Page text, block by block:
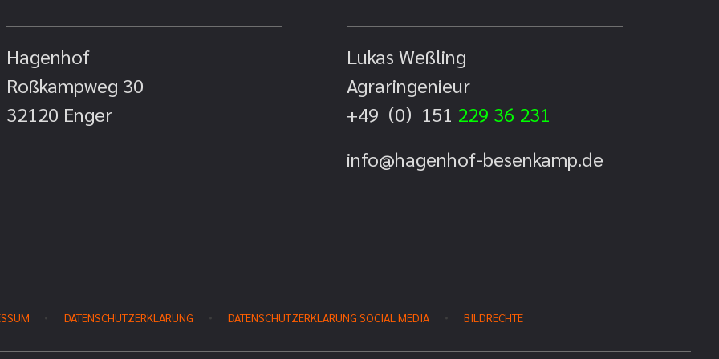
Hagenhof
Roßkampweg 30
32120 Enger
Lukas Weßling
Agraringenieur
+49 (0) 151 229 36 231
info@hagenhof-besenkamp.de
DATENSCHUTZERKLÄRUNG DATENSCHUTZERKLÄRUNG SOCIAL MEDIA BILDRECHTE